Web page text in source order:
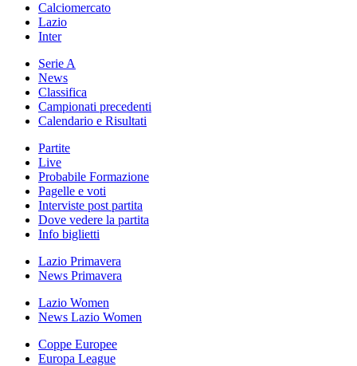
Calciomercato
Lazio
Inter
Serie A
News
Classifica
Campionati precedenti
Calendario e Risultati
Partite
Live
Probabile Formazione
Pagelle e voti
Interviste post partita
Dove vedere la partita
Info biglietti
Lazio Primavera
News Primavera
Lazio Women
News Lazio Women
Coppe Europee
Europa League